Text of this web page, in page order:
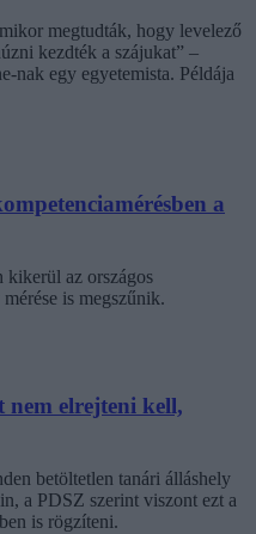
megtudták, hogy levelező
kezdték a szájukat” –
nak egy egyetemista. Példája
a
kikerül az országos
is megszűnik.
nem elrejteni kell,
betöltetlen tanári álláshely
a PDSZ szerint viszont ezt a
is rögzíteni.